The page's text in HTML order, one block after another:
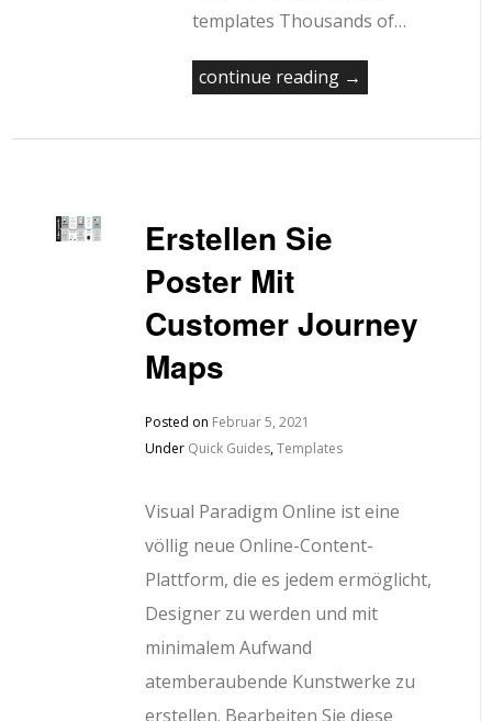
templates Thousands of…
continue reading →
Erstellen Sie
Poster Mit
Customer Journey
Maps
Posted on Februar 5, 2021
Under Quick Guides,Templates
Visual Paradigm Online ist eine
völlig neue Online-Content-
Plattform, die es jedem ermöglicht,
Designer zu werden und mit
minimalem Aufwand
atemberaubende Kunstwerke zu
erstellen. Bearbeiten Sie diese